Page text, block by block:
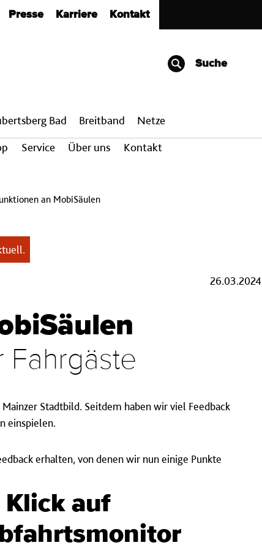
Presse Karriere Kontakt
Suche
Service Über uns Kontakt
Bad Breit­band Netze
an MobiSäulen
26.03.2024
Fahrgäste
Stadtbild. Seitdem haben wir viel Feedback
einspielen.
erhalten, von denen wir nun einige Punkte
Klick auf